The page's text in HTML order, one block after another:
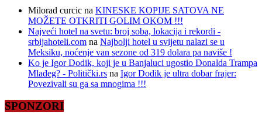
Milorad curcic na KINESKE KOPIJE SATOVA NE
MOŽETE OTKRITI GOLIM OKOM !!!
Najveći hotel na svetu: broj soba, lokacija i rekordi -
srbijahoteli.com na Najbolji hotel u svijetu nalazi se u
Meksiku, noćenje van sezone od 319 dolara pa naviše !
Ko je Igor Dodik, koji je u Banjaluci ugostio Donalda Trampa
Mlađeg? - Politički.rs na Igor Dodik je ultra dobar frajer:
Povezivali su ga sa mnogima !!!
SPONZORI